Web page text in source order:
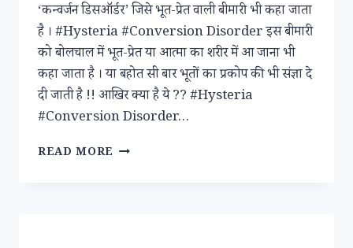
‘कन्वर्जन डिसऑर्डर’ जिसे भूत-प्रेत वाली बीमारी भी कहा जाता
है । #Hysteria #Conversion Disorder इस बीमारी
को बोलचाल में भूत-प्रेत या आत्मा का शरीर में आ जाना भी
कहा जाता है । या बहोत सी बार भूतों का प्रकोप की भी संज्ञा दे
दी जाती है !! आखिर क्या है ये ?? #Hysteria
#Conversion Disorder…
READ MORE “कन्वर्जन